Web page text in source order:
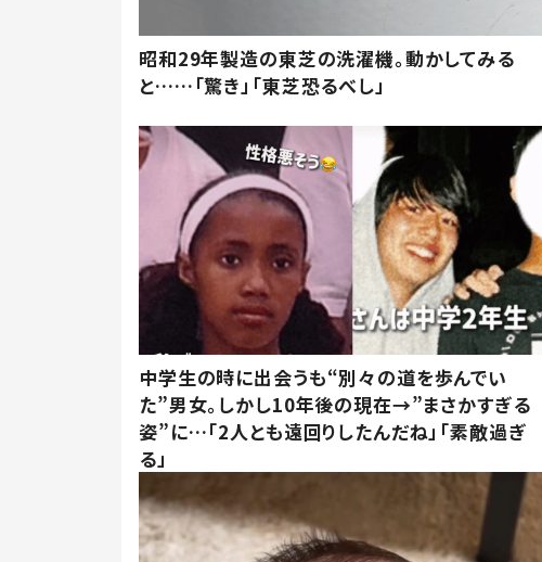
昭和29年製造の東芝の洗濯機。動かしてみる
と……「驚き」「東芝恐るべし」
中学生の時に出会うも“別々の道を歩んでい
た”男女。しかし10年後の現在→”まさかすぎる
姿”に…「2人とも遠回りしたんだね」「素敵過ぎ
る」